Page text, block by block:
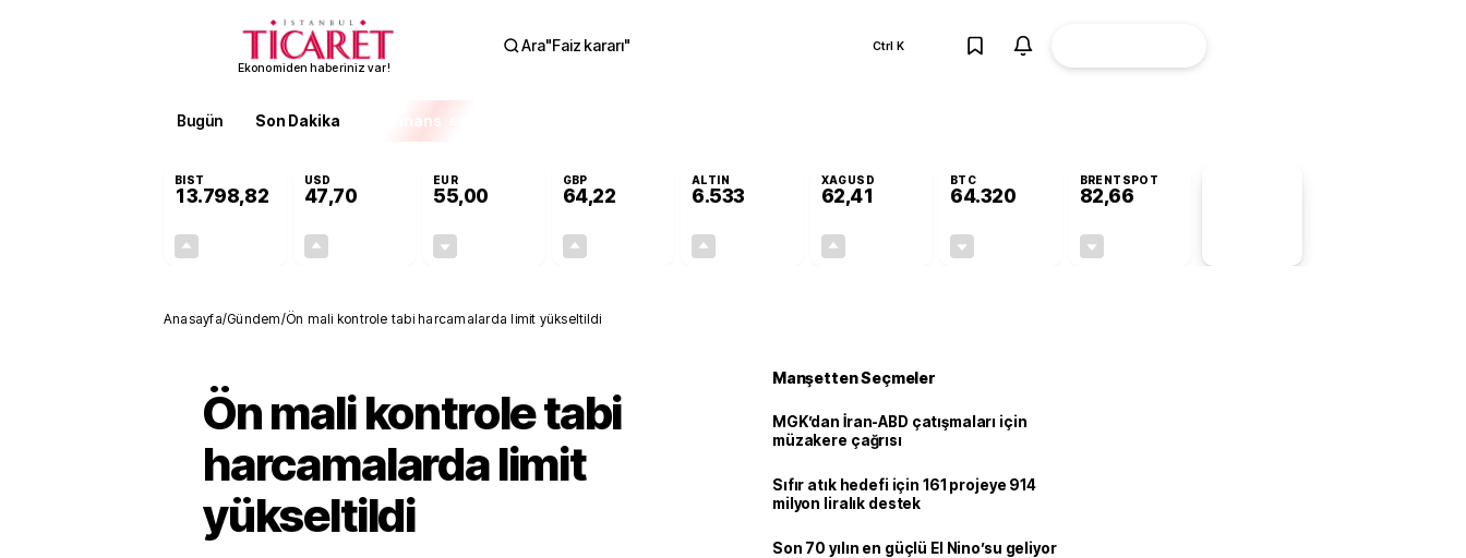
Ekonomiden haberiniz var!
Ara"Faiz kararı" Ctrl K
Bugün Son Dakika Finans
BIST
13.798,82
USD
47,70
EUR
55,00
GBP
64,22
ALTIN
6.533
XAGUSD
62,41
BTC
64.320
BRENTSPOT
82,66
Anasayfa/Gündem/Ön mali kontrole tabi harcamalarda limit yükseltildi
Ön mali kontrole tabi
harcamalarda limit
yükseltildi
Manşetten Seçmeler
MGK’dan İran-ABD çatışmaları için
müzakere çağrısı
Sıfır atık hedefi için 161 projeye 914
milyon liralık destek
Son 70 yılın en güçlü El Nino’su geliyor